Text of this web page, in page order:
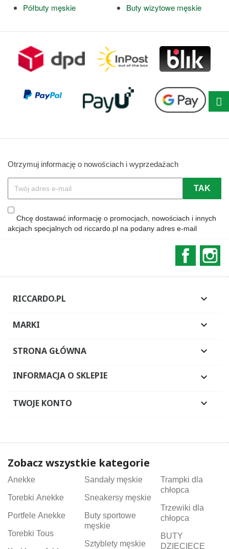
Półbuty męskie Buty wizytowe męskie
Otrzymuj informację o nowościach i wyprzedażach
Chcę dostawać informację o promocjach, nowościach i innych
akcjach specjalnych od riccardo.pl na podany adres e-mail
RICCARDO.PL 
MARKI 
STRONA GŁÓWNA 
INFORMACJA O SKLEPIE 
TWOJE KONTO 
Zobacz wszystkie kategorie
Anekke
Torebki Anekke
Portfele Anekke
Torebki Tous
Sandały męskie
Sneakersy męskie
Buty sportowe
męskie
Sztyblety męskie
Trampki dla
chłopca
Trzewiki dla
chłopca
BUTY
DZIECIĘCE